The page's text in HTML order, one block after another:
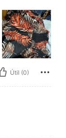
Útil (0)